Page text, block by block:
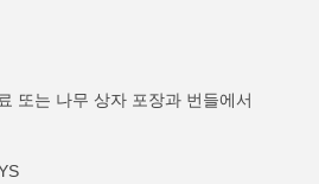
또는 나무 상자 포장과 번들에서